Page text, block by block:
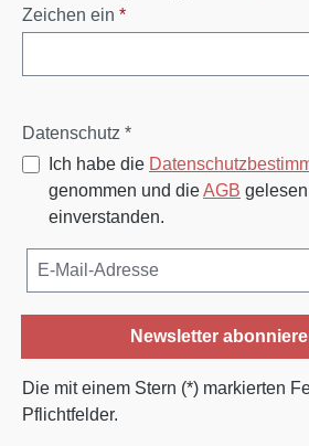
Zeichen ein *
Datenschutz *
Ich habe die
genommen und dieAGB
einverstanden.
Newsletter
Die mit einem Stern (*) markierten
Pflichtfelder.